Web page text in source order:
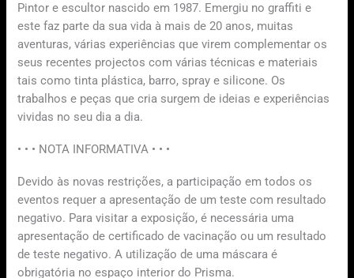
Pintor e escultor nascido em 1987. Emergiu no graffiti e
este faz parte da sua vida à mais de 20 anos, muitas
aventuras, várias experiências que virem complementar os
seus recentes projectos com várias técnicas e materiais
tais como tinta plástica, barro, spray e silicone. Os
trabalhos e peças que cria surgem de ideias e experiências
vividas no seu dia a dia.
• • • NOTA INFORMATIVA • • •
Devido às novas restrições, a participação em todos os
eventos requer a apresentação de um teste com resultado
negativo. Para visitar a exposição, é necessária uma
apresentação de certificado de vacinação ou um resultado
de teste negativo. A utilização de uma máscara é
obrigatória no espaço interior do Prisma.